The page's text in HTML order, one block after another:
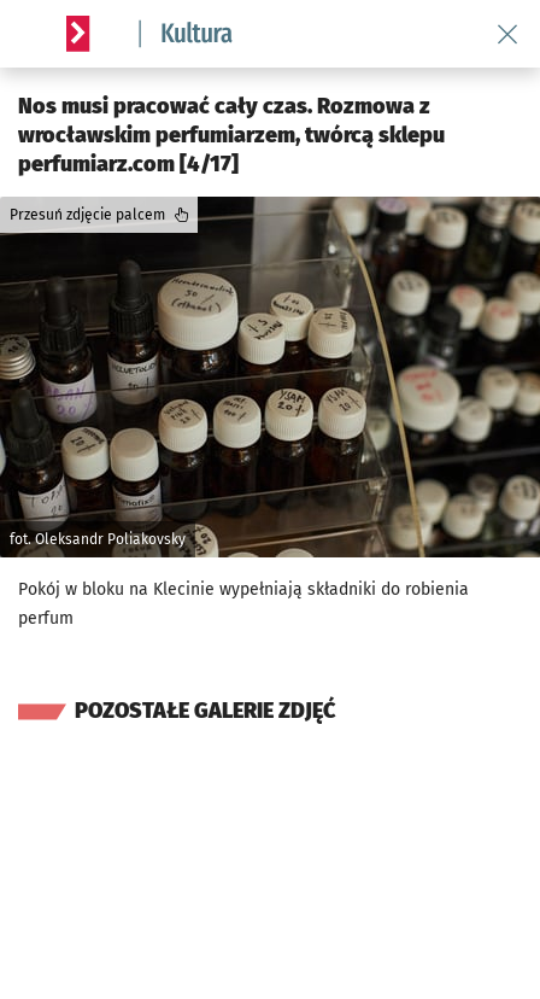
Serwis informacyjny wroclaw.pl podserwis: Kultura
Nos musi pracować cały czas. Rozmowa z
wrocławskim perfumiarzem, twórcą sklepu
perfumiarz.com [4/17]
fot. Oleksandr Poliakovsky
Przesuń zdjęcie palcem
Pokój w bloku na Klecinie wypełniają składniki do robienia
perfum
POZOSTAŁE GALERIE ZDJĘĆ